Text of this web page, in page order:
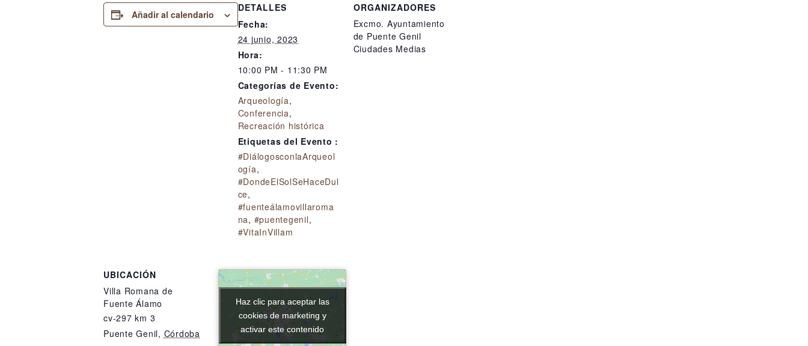
Añadir al calendario
DETALLES
Fecha:
24 junio, 2023
Hora:
10:00 PM - 11:30 PM
Categorías de Evento:
Arqueología,
Conferencia,
Recreación histórica
Etiquetas del Evento :
#DiálogosconlaArqueol
ogía,
#DondeElSolSeHaceDul
ce,
#fuenteálamovillaroma
na, #puentegenil,
#VitaInVillam
ORGANIZADORES
Excmo. Ayuntamiento
de Puente Genil
Ciudades Medias
UBICACIÓN
Villa Romana de
Fuente Álamo
cv-297 km 3
Puente Genil, Córdoba
Haz clic para aceptar las
cookies de marketing y
activar este contenido
Haz clic para aceptar las
cookies de marketing y
activar este contenido